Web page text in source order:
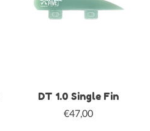
DT 1.0 Single Fin
€47,00